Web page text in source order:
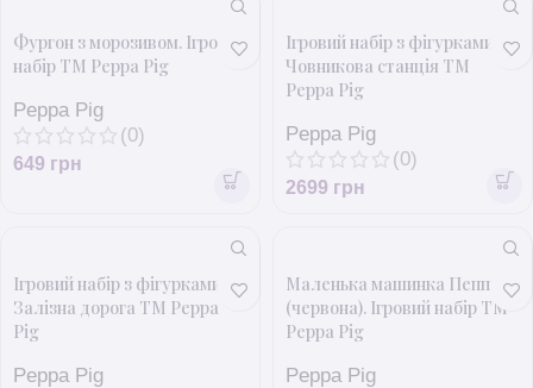
Фургон з морозивом. Ігровий
набір ТМ Peppa Pig
Peppa Pig
(0)
649 грн
Ігровий набір з фігурками
Човникова станція ТМ
Peppa Pig
Peppa Pig
(0)
2699 грн
Ігровий набір з фігурками
Залізна дорога ТМ Peppa
Pig
Peppa Pig
Маленька машинка Пеппи
(червона). Ігровий набір ТМ
Peppa Pig
Peppa Pig